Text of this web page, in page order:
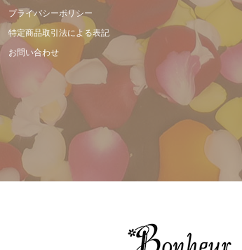
プライバシーポリシー
特定商品取引法による表記
お問い合わせ